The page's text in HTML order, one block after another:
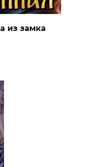
из замка